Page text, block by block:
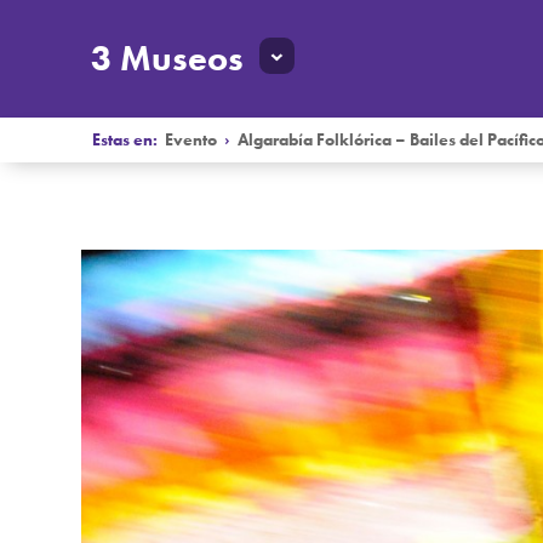
3 Museos
Estas en: Evento › Algarabía Folklórica – Bailes del